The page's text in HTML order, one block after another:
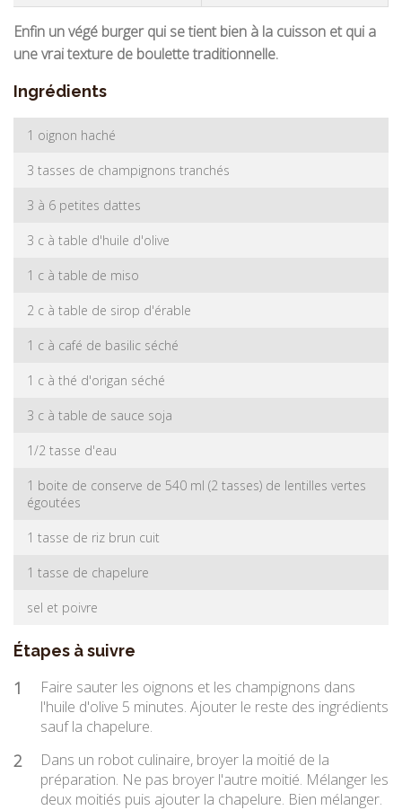
Enfin un végé burger qui se tient bien à la cuisson et qui a
une vrai texture de boulette traditionnelle.
Ingrédients
1 oignon haché
3 tasses de champignons tranchés
3 à 6 petites dattes
3 c à table d'huile d'olive
1 c à table de miso
2 c à table de sirop d'érable
1 c à café de basilic séché
1 c à thé d'origan séché
3 c à table de sauce soja
1/2 tasse d'eau
1 boite de conserve de 540 ml (2 tasses) de lentilles vertes
égoutées
1 tasse de riz brun cuit
1 tasse de chapelure
sel et poivre
Étapes à suivre
1
Faire sauter les oignons et les champignons dans
l'huile d'olive 5 minutes. Ajouter le reste des ingrédients
sauf la chapelure.
2
Dans un robot culinaire, broyer la moitié de la
préparation. Ne pas broyer l'autre moitié. Mélanger les
deux moitiés puis ajouter la chapelure. Bien mélanger.